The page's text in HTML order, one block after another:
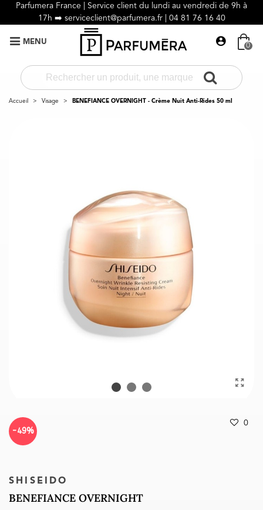
Parfumera France | Service client du lundi au vendredi de 9h à
17h ➡️ serviceclient@parfumera.fr | 04 81 76 16 40
MENU 0
Accueil > Visage > BENEFIANCE OVERNIGHT - Crème Nuit Anti-Rides 50 ml
-49%
0
SHISEIDO
BENEFIANCE OVERNIGHT